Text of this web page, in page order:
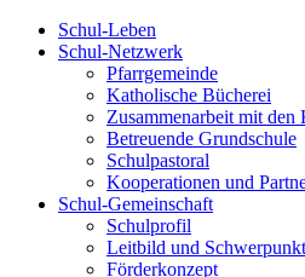
Schul-Leben
Schul-Netzwerk
Pfarrgemeinde
Katholische Bücherei
Zusammenarbeit mit den
Betreuende Grundschule
Schulpastoral
Kooperationen und
Schul-Gemeinschaft
Schulprofil
Leitbild und
Förderkonzept